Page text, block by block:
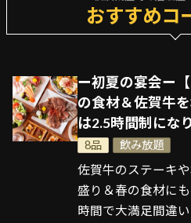
おすすめコ
ー初夏の宴会ー
の食材＆佐賀牛
は2.5時間制にな
8品 飲み放題
佐賀牛のステーキ
盛り＆春の食材に
時間で大満足間違